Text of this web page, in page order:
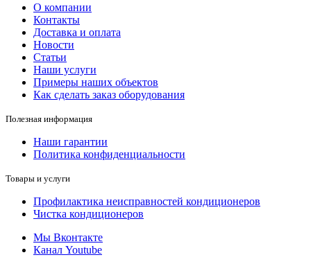
О компании
Контакты
Доставка и оплата
Новости
Статьи
Наши услуги
Примеры наших объектов
Как сделать заказ оборудования
Полезная информация
Наши гарантии
Политика конфиденциальности
Товары и услуги
Профилактика неисправностей кондиционеров
Чистка кондиционеров
Мы Вконтакте
Канал Youtube